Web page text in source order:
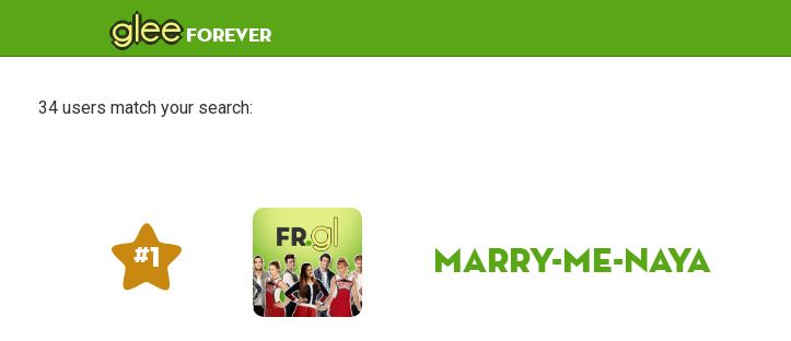
gleeforever
34 users match your search:
# 1 marry-me-naya